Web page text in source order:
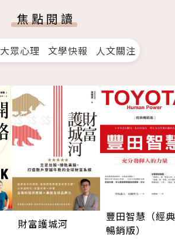
焦點閱讀
大眾心理 文學快報 人文關注
財富護城河
豐田智慧（經典
暢銷版）